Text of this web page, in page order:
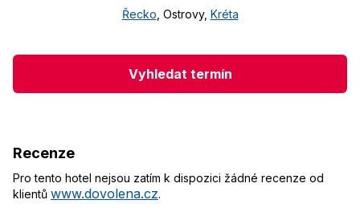
Řecko Ostrovy, Kréta
Vyhledat termín
Recenze
Pro tento hotel nejsou zatím k dispozici žádné recenze od
klientů www.dovolena.cz.